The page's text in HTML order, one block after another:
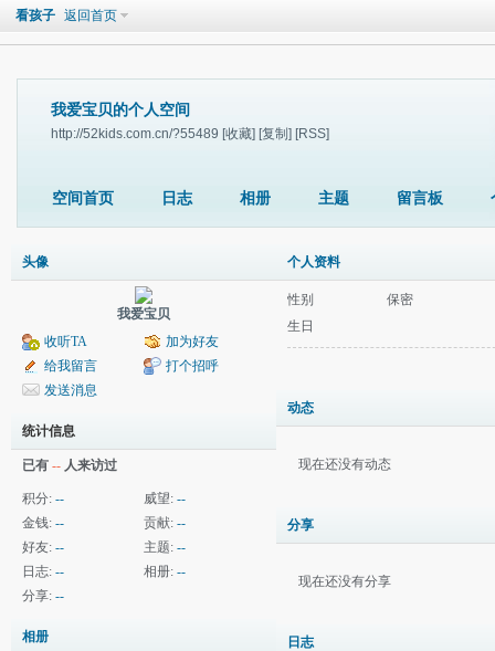
看孩子 返回首页
我爱宝贝的个人空间
http://52kids.com.cn/?55489 [收藏] [复制] [RSS]
空间首页 日志 相册 主题 留言板
头像
我爱宝贝
收听TA
加为好友
给我留言
打个招呼
发送消息
统计信息
已有 -- 人来访过
积分: -- 威望: --
金钱: -- 贡献: --
好友: -- 主题: --
日志: -- 相册: --
分享: --
相册
个人资料
性别
保密
生日
动态
现在还没有动态
分享
现在还没有分享
日志